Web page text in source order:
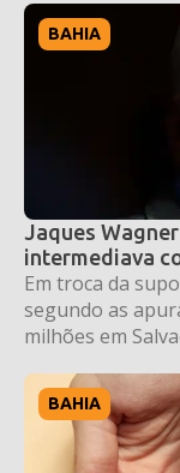
BAHIA
Jaques
intermediava
Em troca da
segundo as
milhões em
BAHIA